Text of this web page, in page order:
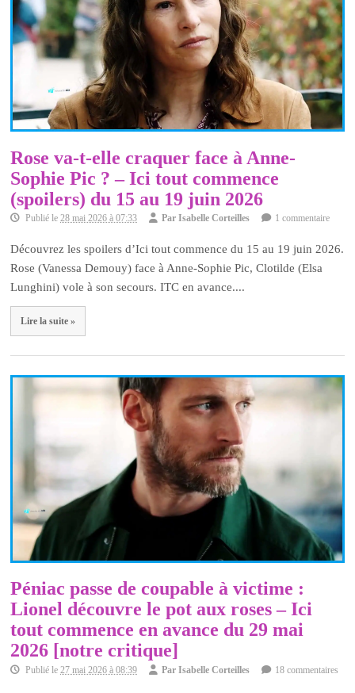
Rose va-t-elle craquer face à Anne-
Sophie Pic ? – Ici tout commence
(spoilers) du 15 au 19 juin 2026
Publié le28 mai 2026 à 07:33 ParIsabelle Corteilles 1 commentaire
Découvrez les spoilers d’Ici tout commence du 15 au 19 juin 2026.
Rose (Vanessa Demouy) face à Anne-Sophie Pic, Clotilde (Elsa
Lunghini) vole à son secours. ITC en avance....
Lire la suite »
Péniac passe de coupable à victime :
Lionel découvre le pot aux roses – Ici
tout commence en avance du 29 mai
2026 [notre critique]
Publié le27 mai 2026 à 08:39 ParIsabelle Corteilles 18 commentaires